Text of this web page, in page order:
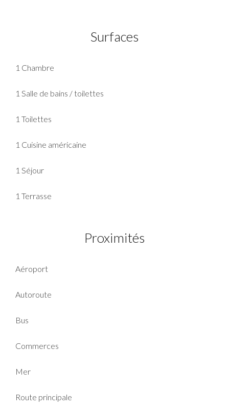
Surfaces
1 Chambre
1 Salle de bains / toilettes
1 Toilettes
1 Cuisine américaine
1 Séjour
1 Terrasse
Proximités
Aéroport
Autoroute
Bus
Commerces
Mer
Route principale